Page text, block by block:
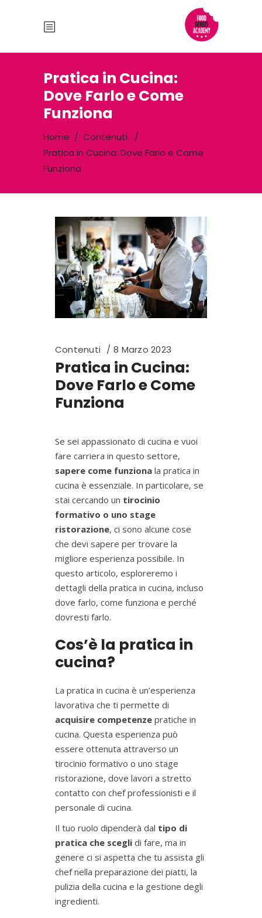
Pratica in Cucina:
Dove Farlo e Come
Funziona
Home / Contenuti
/
Pratica in Cucina: Dove Farlo e Come
Funziona
Contenuti 8 Marzo 2023
Pratica in Cucina:
Dove Farlo e Come
Funziona
Se sei appassionato di cucina e vuoi
fare carriera in questo settore,
sapere come funziona la pratica in
cucina è essenziale. In particolare, se
stai cercando un tirocinio
formativo o uno stage
ristorazione, ci sono alcune cose
che devi sapere per trovare la
migliore esperienza possibile. In
questo articolo, esploreremo i
dettagli della pratica in cucina, incluso
dove farlo, come funziona e perché
dovresti farlo.
Cos’è la pratica in
cucina?
La pratica in cucina è un’esperienza
lavorativa che ti permette di
acquisire competenze pratiche in
cucina. Questa esperienza può
essere ottenuta attraverso un
tirocinio formativo o uno stage
ristorazione, dove lavori a stretto
contatto con chef professionisti e il
personale di cucina.
Il tuo ruolo dipenderà dal tipo di
pratica che scegli di fare, ma in
genere ci si aspetta che tu assista gli
chef nella preparazione dei piatti, la
pulizia della cucina e la gestione degli
ingredienti.